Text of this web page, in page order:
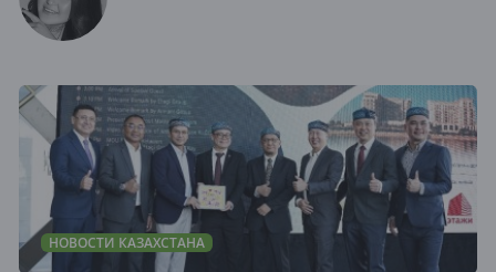
НОВОСТИ КАЗАХСТАНА